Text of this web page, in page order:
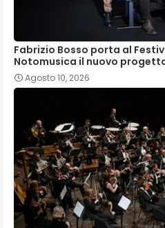
Fabrizio Bosso porta al
Notomusica il nuovo
Agosto 10, 2026